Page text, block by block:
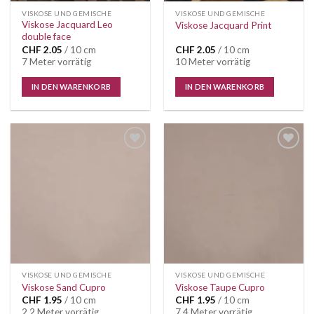
VISKOSE UND GEMISCHE
Viskose Jacquard Leo
double face
CHF 2.05 / 10 cm
7 Meter vorrätig
IN DEN WARENKORB
VISKOSE UND GEMISCHE
Viskose Jacquard Print
CHF 2.05 / 10 cm
10 Meter vorrätig
IN DEN WARENKORB
VISKOSE UND GEMISCHE
Viskose Sand Cupro
CHF 1.95 / 10 cm
VISKOSE UND GEMISCHE
Viskose Taupe Cupro
CHF 1.95 / 10 cm